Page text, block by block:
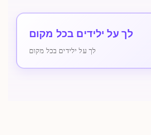
לך על ילידים בכל מקום
לך על ילידים בכל מקום